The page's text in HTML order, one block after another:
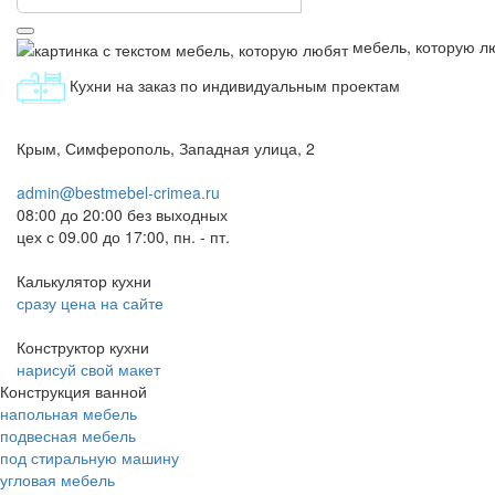
мебель, которую
Кухни на заказ по индивидуальным проектам
Крым, Симферополь, Западная улица, 2
admin@bestmebel-crimea.ru
08:00 до 20:00 без выходных
цех с 09.00 до 17:00, пн. - пт.
Калькулятор кухни
сразу цена на сайте
Конструктор кухни
нарисуй свой макет
Конструкция ванной
напольная мебель
подвесная мебель
под стиральную машину
угловая мебель